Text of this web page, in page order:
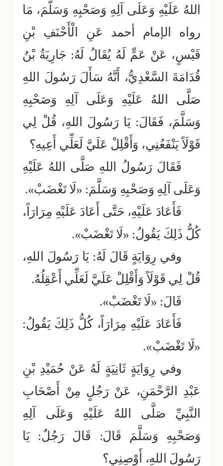
اللهُ عَلَيْهِ وَعَلَى آلِهِ وَصَحْبِهِ وَسَلَّمَ، مَا
رواه الإمام أحمد عَنِ الْأَحْنَفِ بْنِ
قَيْسٍ، عَنْ عَمٍّ لَهُ يُقَالُ لَهُ: جَارِيَةُ بْنُ
قُدَامَةَ السَّعْدِيُّ، أَنَّهُ سَأَلَ رَسُولَ اللهِ
صَلَّى اللهُ عَلَيْهِ وَعَلَى آلِهِ وَصَحْبِهِ
وَسَلَّمَ، فَقَالَ: يَا رَسُولَ اللهِ، قُلْ لِي
قَوْلَاً يَنْفَعُنِي، وَأَقْلِلْ عَلَيَّ لَعَلِّي أَعِيهِ؟
فَقَالَ رَسُولُ اللهِ صَلَّى اللهُ عَلَيْهِ
وَعَلَى آلِهِ وَصَحْبِهِ وَسَلَّمَ: «لَا تَغْضَبْ».
فَأَعَادَ عَلَيْهِ، حَتَّى أَعَادَ عَلَيْهِ مِرَارَاً،
كُلُّ ذَلِكَ يَقُولُ: «لَا تَغْضَبْ».
وفي رِوَايَةٍ قَالَ لَهُ: يَا رَسُولَ اللهِ،
قُلْ لِي قَوْلَاً وَأَقْلِلْ عَلَيَّ لَعَلِّي أَعْقِلُهُ.
قَالَ: «لَا تَغْضَبْ».
فَأَعَادَ عَلَيْهِ مِرَارَاً، كُلُّ ذَلِكَ يَقُولُ:
«لَا تَغْضَبْ».
وفي رِوَايَةٍ ثَانِيَةٍ لَهُ عَنْ حُمَيْدِ بْنِ
عَبْدِ الرَّحْمَنِ، عَنْ رَجُلٍ مِنْ أَصْحَابِ
النَّبِيِّ صَلَّى اللهُ عَلَيْهِ وَعَلَى آلِهِ
وَصَحْبِهِ وَسَلَّمَ قَالَ: قَالَ رَجُلٌ: يَا
رَسُولَ اللهِ، أَوْصِنِي؟